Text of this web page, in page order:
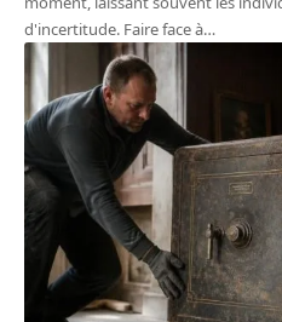
d'incertitude. Faire face à…